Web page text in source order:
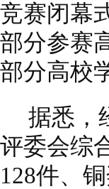
竞赛闭幕
部分参赛
部分高校
据悉，
评委会综
128件、